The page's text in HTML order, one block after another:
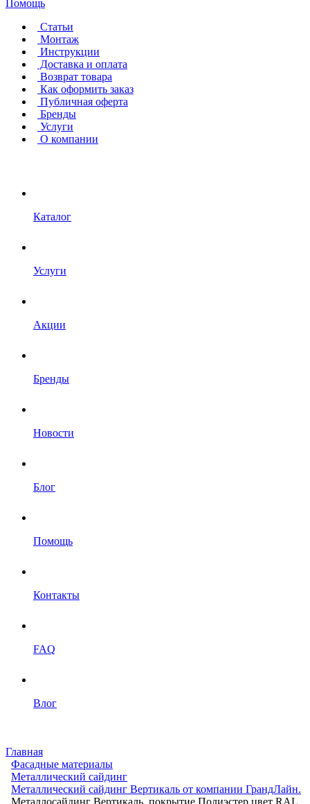
Помощь
Статьи
Монтаж
Инструкции
Доставка и оплата
Возврат товара
Как оформить заказ
Публичная оферта
Бренды
Услуги
О компании
Каталог
Услуги
Акции
Бренды
Новости
Блог
Помощь
Контакты
FAQ
Влог
Главная
Фасадные материалы
Металлический сайдинг
Металлический сайдинг Вертикаль от компании ГрандЛайн.
Металлосайдинг Вертикаль, покрытие Полиэстер цвет RAL